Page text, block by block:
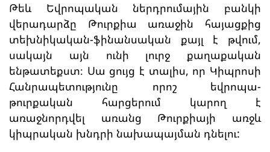
Թեև Եվրոպական ներդրումային բանկի
վերադարձը Թուրքիա առաջին հայացքից
տեխնիկական-ֆինանսական քայլ է թվում,
սակայն այն ունի լուրջ քաղաքական
ենթատեքստ։ Սա ցույց է տալիս, որ Կիպրոսի
Հանրապետությունը որոշ եվրոպա-
թուրքական հարցերում կարող է
առաջնորդվել առանց Թուրքիայի առջև
կիպրական խնդրի նախապայման դնելու: